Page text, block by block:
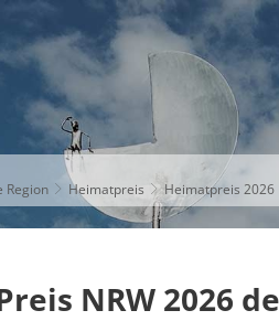
AKTUELLES
Region Heimatpreis Heimatpreis 2026
NRW 2026